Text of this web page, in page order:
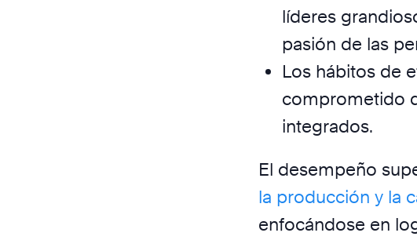
líderes
pasión de las
Los hábitos de
comprometido
integrados.
El desempeño
la producción y la
enfocándose en